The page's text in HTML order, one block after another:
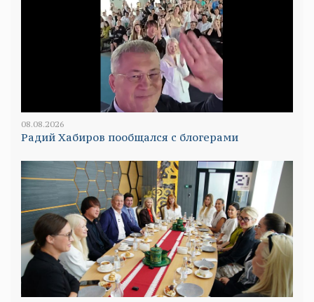
08.08.2026
Радий Хабиров пообщался с блогерами